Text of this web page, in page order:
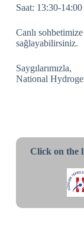
Saat: 13:30-14:00
Canlı
sağlayabilirsiniz.
Saygılarımızla,
National
Click on the